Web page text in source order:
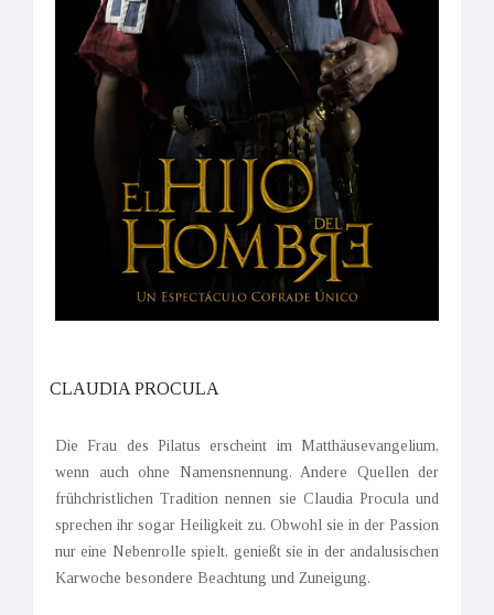
CLAUDIA PROCULA
Die Frau des Pilatus erscheint im Matthäusevangelium,
wenn auch ohne Namensnennung. Andere Quellen der
frühchristlichen Tradition nennen sie Claudia Procula und
sprechen ihr sogar Heiligkeit zu. Obwohl sie in der Passion
nur eine Nebenrolle spielt, genießt sie in der andalusischen
Karwoche besondere Beachtung und Zuneigung.